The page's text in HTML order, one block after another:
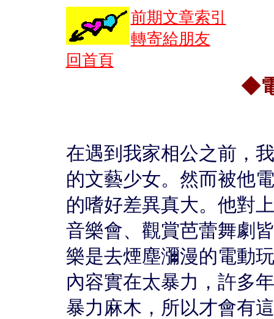
前期文章索引
轉寄給朋友
回首頁
◆
在遇到我家相公之前，
的文藝少女。然而被他
的嗜好差異真大。他對
音樂會、觀賞芭蕾舞劇
樂是去煙塵瀰漫的電動
內容實在太暴力，許多
暴力麻木，所以才會有